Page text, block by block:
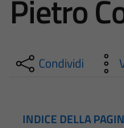
Pietro
Condividi
INDICE DELLA